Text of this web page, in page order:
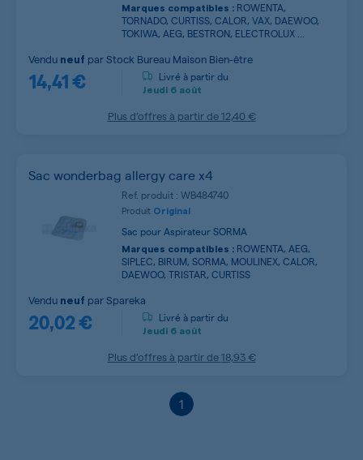
Marques compatibles : ROWENTA,
TORNADO, CURTISS, CALOR, VAX, DAEWOO,
TOKIWA, AEG, BESTRON, ELECTROLUX ...
14,41 €
Vendu neuf parStock Bureau Maison Bien-être
Livré à partir du
Jeudi 6 août
Plus d’offres à partir de12,40 €
Sac wonderbag allergy care x4
Ref. produit : WB484740
Produit Original
Sac pour Aspirateur SORMA
Marques compatibles : ROWENTA, AEG,
SIPLEC, BIRUM, SORMA, MOULINEX, CALOR,
DAEWOO, TRISTAR, CURTISS
20,02 €
Vendu neuf parSpareka
Livré à partir du
Jeudi 6 août
Plus d’offres à partir de18,93 €
1